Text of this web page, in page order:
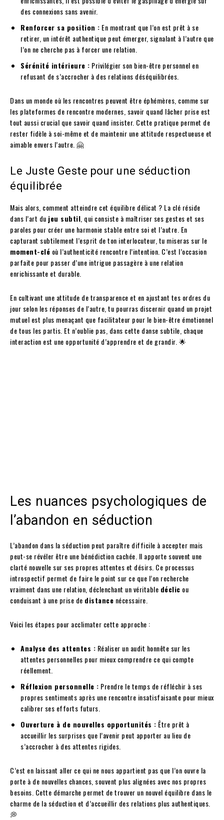
des connexions sans avenir.
Renforcer sa position : En montrant que l’on est prêt à se
retirer, un intérêt authentique peut émerger, signalant à l’autre que
l’on ne cherche pas à forcer une relation.
Sérénité intérieure : Privilégier son bien-être personnel en
refusant de s’accrocher à des relations déséquilibrées.
Dans un monde où les rencontres peuvent être éphémères, comme sur
les plateformes de rencontre modernes, savoir quand lâcher prise est
tout aussi crucial que savoir quand insister. Cette pratique permet de
rester fidèle à soi-même et de maintenir une attitude respectueuse et
aimable envers l’autre. 🤗
Le Juste Geste pour une séduction
équilibrée
Mais alors, comment atteindre cet équilibre délicat ? La clé réside
dans l’art du jeu subtil , qui consiste à maîtriser ses gestes et ses
paroles pour créer une harmonie stable entre soi et l’autre. En
capturant subtilement l’esprit de ton interlocuteur, tu miseras sur le
moment-clé où l’authenticité rencontre l’intention. C’est l’occasion
parfaite pour passer d’une intrigue passagère à une relation
enrichissante et durable.
En cultivant une attitude de transparence et en ajustant tes ordres du
jour selon les réponses de l’autre, tu pourras discernir quand un projet
mutuel est plus menaçant que facilitateur pour le bien-être émotionnel
de tous les partis. Et n’oublie pas, dans cette danse subtile, chaque
interaction est une opportunité d’apprendre et de grandir. 🌟
Les nuances psychologiques de
l’abandon en séduction
L’abandon dans la séduction peut paraître difficile à accepter mais
peut-se révéler être une bénédiction cachée. Il apporte souvent une
clarté nouvelle sur ses propres attentes et désirs. Ce processus
introspectif permet de faire le point sur ce que l’on recherche
vraiment dans une relation, déclenchant un véritable déclic ou
conduisant à une prise de distance nécessaire.
Voici les étapes pour acclimater cette approche :
Analyse des attentes : Réaliser un audit honnête sur les
attentes personnelles pour mieux comprendre ce qui compte
réellement.
Réflexion personnelle : Prendre le temps de réfléchir à ses
propres sentiments après une rencontre insatisfaisante pour mieux
calibrer ses efforts futurs.
Ouverture à de nouvelles opportunités : Être prêt à
accueillir les surprises que l’avenir peut apporter au lieu de
s’accrocher à des attentes rigides.
C’est en laissant aller ce qui ne nous appartient pas que l’on ouvre la
porte à de nouvelles chances, souvent plus alignées avec nos propres
besoins. Cette démarche permet de trouver un nouvel équilibre dans le
charme de la séduction et d’accueillir des relations plus authentiques.
💭